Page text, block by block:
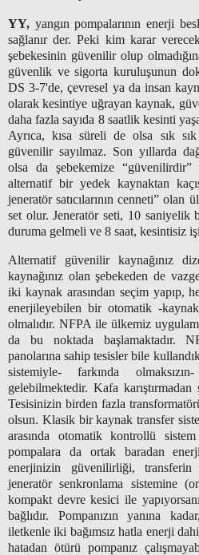
YY, yangın pompalarının enerji
sağlanır der. Peki kim karar
şebekesinin güvenilir olup
güvenlik ve sigorta kuruluşunun
DS 3-7'de, çevresel ya da insan
olarak kesintiye uğrayan kaynak,
daha fazla sayıda 8 saatlik kesinti
Ayrıca, kısa süreli de olsa sık
güvenilir sayılmaz. Son yıllarda
olsa da şebekemize “güvenilirdir”
alternatif bir yedek kaynaktan
jeneratör satıcılarının cenneti”
set olur. Jeneratör seti, 10 saniyelik
duruma gelmeli ve 8 saat, kesintisiz
Alternatif güvenilir kaynağınız
kaynağınız olan şebekeden de
iki kaynak arasından seçim yapıp,
enerjileyebilen bir otomatik -
olmalıdır. NFPA ile ülkemiz
da bu noktada başlamaktadır.
panolarına sahip tesisler bile
sistemiyle- farkında
gelebilmektedir. Kafa
Tesisinizin birden fazla
olsun. Klasik bir kaynak transfer
arasında otomatik kontrollü
pompalara da ortak baradan
enerjinizin güvenilirliği,
jeneratör senkronlama sistemine
kompakt devre kesici ile
bağlıdır. Pompanızın yanına
iletkenle iki bağımsız hatla enerji
hatadan ötürü pompanız